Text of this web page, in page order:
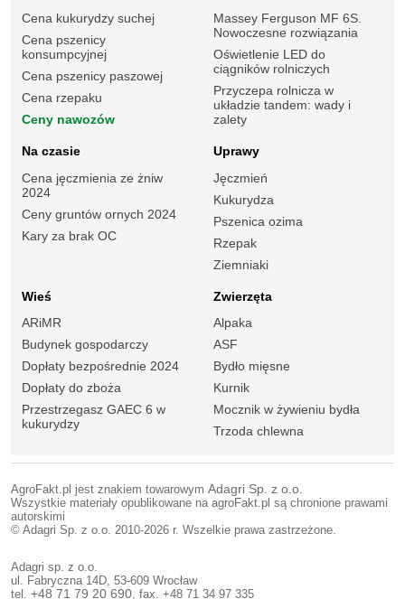
Cena kukurydzy suchej
Cena pszenicy
konsumpcyjnej
Cena pszenicy paszowej
Cena rzepaku
Ceny nawozów
Massey Ferguson MF 6S.
Nowoczesne rozwiązania
Oświetlenie LED do
ciągników rolniczych
Przyczepa rolnicza w
układzie tandem: wady i
zalety
Na czasie
Cena jęczmienia ze żniw
2024
Ceny gruntów ornych 2024
Kary za brak OC
Uprawy
Jęczmień
Kukurydza
Pszenica ozima
Rzepak
Ziemniaki
Wieś
ARiMR
Budynek gospodarczy
Dopłaty bezpośrednie 2024
Dopłaty do zboża
Przestrzegasz GAEC 6 w
kukurydzy
Zwierzęta
Alpaka
ASF
Bydło mięsne
Kurnik
Mocznik w żywieniu bydła
Trzoda chlewna
AgroFakt.pl jest znakiem towarowym Adagri Sp. z o.o.
Wszystkie materiały opublikowane na agroFakt.pl są chronione prawami
autorskimi
© Adagri Sp. z o.o. 2010-2026 r. Wszelkie prawa zastrzeżone.
Adagri sp. z o.o.
ul. Fabryczna 14D, 53-609 Wrocław
tel. +48 71 79 20 690 , fax. +48 71 34 97 335